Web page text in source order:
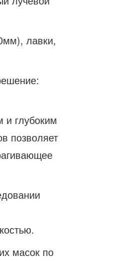
лавки,
и глубоким
позволяет
масок по